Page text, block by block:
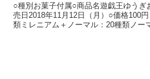
○種別お菓子付属○商品名遊戯王ゆう
売日2018年11月12日（月）○価格100
類ミレニアム＋ノーマル：20種類ノー